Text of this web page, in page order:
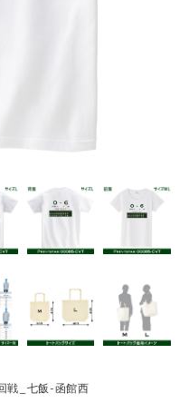
戦_七飯-函館西